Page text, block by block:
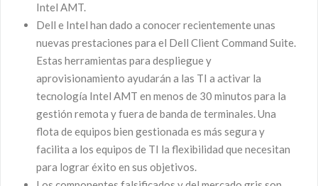
Intel AMT.
Dell e Intel han dado a conocer recientemente unas
nuevas prestaciones para el Dell Client Command Suite.
Estas herramientas para despliegue y
aprovisionamiento ayudarán a las TI a activar la
tecnología Intel AMT en menos de 30 minutos para la
gestión remota y fuera de banda de terminales. Una
flota de equipos bien gestionada es más segura y
facilita a los equipos de TI la flexibilidad que necesitan
para lograr éxito en sus objetivos.